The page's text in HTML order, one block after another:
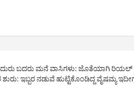
ಬದರು ಮನೆ ವಾಸಿಗಳು: ಜೊತೆಯಾಗಿ ರಿಯಲ್
ಇಬ್ಬರ ನಡುವೆ ಹುಟ್ಟಿಕೊಂಡಿದ್ದ ವೈಷಮ್ಯ